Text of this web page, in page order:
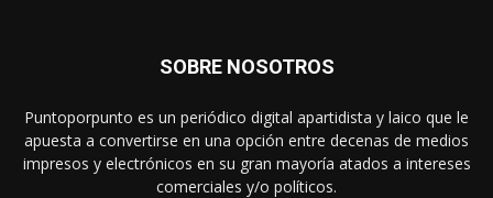
SOBRE NOSOTROS
Puntoporpunto es un periódico digital apartidista y laico que le
apuesta a convertirse en una opción entre decenas de medios
impresos y electrónicos en su gran mayoría atados a intereses
comerciales y/o políticos.